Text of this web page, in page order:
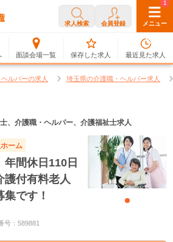
求人検索 会員登録 メニュー
面談会場一覧
0
保存した求人
1
最近見た求人
ルパーの求人 埼玉県の介護職・ヘルパー求人
、介護職・ヘルパー、介護福祉士求人
ーム
年間休日110日
付有料老人
です！
号：589881